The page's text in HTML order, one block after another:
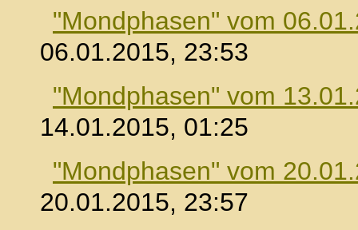
"Mondphasen" vom
06.01.2015, 23:53
"Mondphasen" vom
14.01.2015, 01:25
"Mondphasen" vom
20.01.2015, 23:57